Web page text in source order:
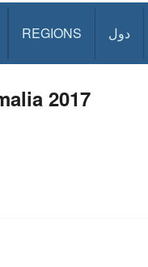
دول REGIONS
2017